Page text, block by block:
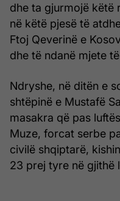
dhe ta gjurmojë këtë
në këtë pjesë të
Ftoj Qeverinë e
dhe të ndanë mjete
Ndryshe, në ditën e
shtëpinë e Mustafë
masakra që pas
Muze, forcat serbe
civilë shqiptarë,
23 prej tyre në gjithë